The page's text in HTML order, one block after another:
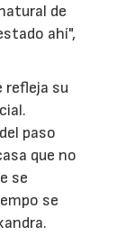
de
ahí",
refleja su
paso
que no
se
se